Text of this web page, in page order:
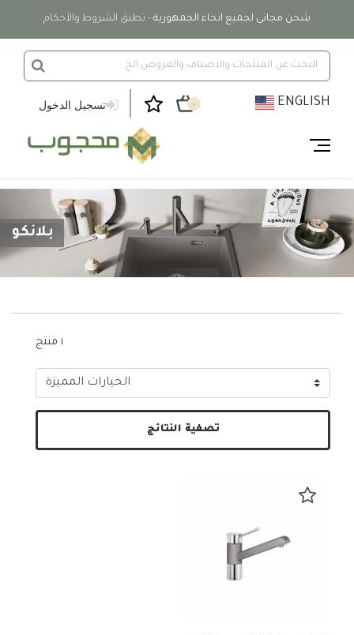
شحن مجانى لجميع انحاء الجمهورية - تطبق الشروط والأحكام
تسجيل الدخول ٠ ENGLISH
بلانكو
١ منتج
تصفية النتائج